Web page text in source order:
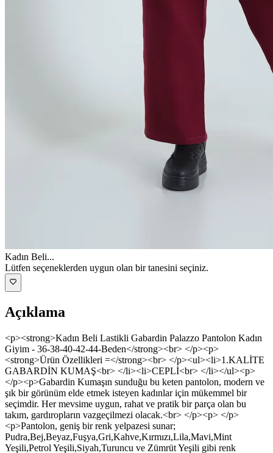
Kadın Beli...
Lütfen seçeneklerden uygun olan bir tanesini seçiniz.
Açıklama
<p><strong>Kadın Beli Lastikli Gabardin Palazzo Pantolon Kadın
Giyim - 36-38-40-42-44-Beden</strong><br> </p><p>
<strong>Ürün Özellikleri =</strong><br> </p><ul><li>1.KALİTE
GABARDİN KUMAŞ<br> </li><li>CEPLİ<br> </li></ul><p>
</p><p>Gabardin Kumaşın sunduğu bu keten pantolon, modern ve
şık bir görünüm elde etmek isteyen kadınlar için mükemmel bir
seçimdir. Her mevsime uygun, rahat ve pratik bir parça olan bu
takım, gardıropların vazgeçilmezi olacak.<br> </p><p> </p>
<p>Pantolon, geniş bir renk yelpazesi sunar;
Pudra,Bej,Beyaz,Fuşya,Gri,Kahve,Kırmızı,Lila,Mavi,Mint
Yeşili,Petrol Yeşili,Siyah,Turuncu ve Zümrüt Yeşili gibi renk